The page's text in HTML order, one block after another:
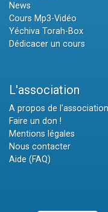
News
Cours Mp3-Vidéo
Yéchiva Torah-Box
Dédicacer un cours
L'association
A propos de l'association
Faire un don !
Mentions légales
Nous contacter
Aide (FAQ)